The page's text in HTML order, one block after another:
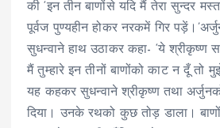
की ‘इन तीन बाणोंसे यदि मैं तेरा सुन्दर
पूर्वज पुण्यहीन होकर नरकमें गिर
सुधन्वाने हाथ उठाकर कहा- ‘ये श्रीकृष्ण
मैं तुम्हारे इन तीनों बाणोंको काट न दूँ तो
यह कहकर सुधन्वाने श्रीकृष्ण तथा
दिया। उनके रथको कुछ तोड़ डाला।